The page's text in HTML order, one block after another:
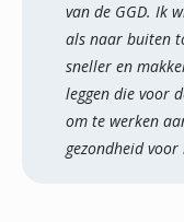
van de GGD. Ik
als naar buiten
sneller en
leggen die voor
om te werken
gezondheid voor